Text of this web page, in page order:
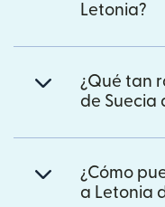
Letonia?
¿Qué tan
de Suecia
¿Cómo
a Letonia